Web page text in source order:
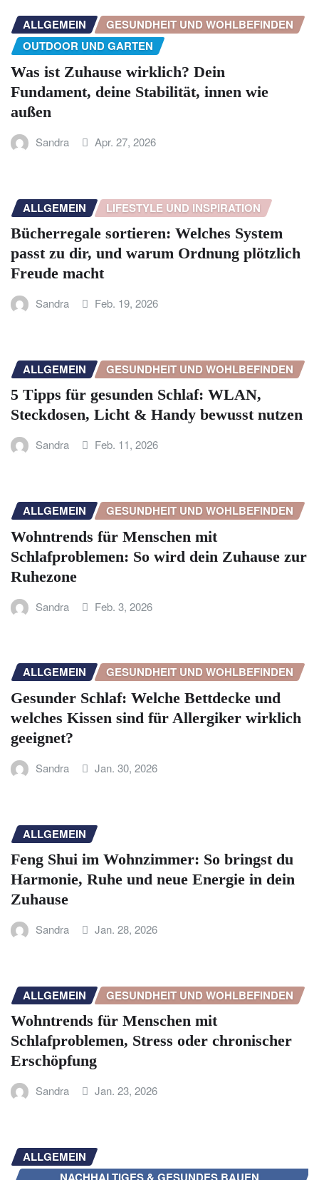
ALLGEMEIN
GESUNDHEIT UND WOHLBEFINDEN
OUTDOOR UND GARTEN
Was ist Zuhause wirklich? Dein
Fundament, deine Stabilität, innen wie
außen
Sandra Apr. 27, 2026
ALLGEMEIN LIFESTYLE UND INSPIRATION
Bücherregale sortieren: Welches System
passt zu dir, und warum Ordnung plötzlich
Freude macht
Sandra Feb. 19, 2026
ALLGEMEIN GESUNDHEIT UND WOHLBEFINDEN
5 Tipps für gesunden Schlaf: WLAN,
Steckdosen, Licht & Handy bewusst nutzen
Sandra Feb. 11, 2026
ALLGEMEIN GESUNDHEIT UND WOHLBEFINDEN
Wohntrends für Menschen mit
Schlafproblemen: So wird dein Zuhause zur
Ruhezone
Sandra Feb. 3, 2026
ALLGEMEIN GESUNDHEIT UND WOHLBEFINDEN
Gesunder Schlaf: Welche Bettdecke und
welches Kissen sind für Allergiker wirklich
geeignet?
Sandra Jan. 30, 2026
ALLGEMEIN
Feng Shui im Wohnzimmer: So bringst du
Harmonie, Ruhe und neue Energie in dein
Zuhause
Sandra Jan. 28, 2026
ALLGEMEIN GESUNDHEIT UND WOHLBEFINDEN
Wohntrends für Menschen mit
Schlafproblemen, Stress oder chronischer
Erschöpfung
Sandra Jan. 23, 2026
ALLGEMEIN